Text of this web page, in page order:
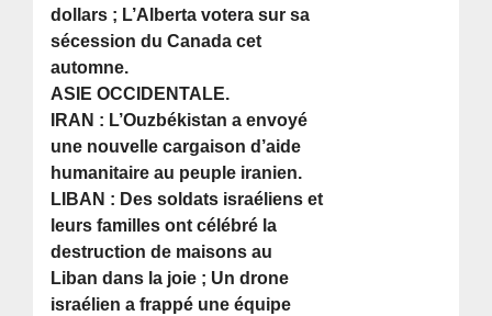
dollars ; L’Alberta votera sur sa
sécession du Canada cet
automne.
ASIE OCCIDENTALE.
IRAN : L’Ouzbékistan a envoyé
une nouvelle cargaison d’aide
humanitaire au peuple iranien.
LIBAN : Des soldats israéliens et
leurs familles ont célébré la
destruction de maisons au
Liban dans la joie ; Un drone
israélien a frappé une équipe